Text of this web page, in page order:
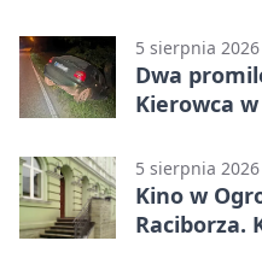
5 sierpnia 2026
Dwa
Kierowca
5 sierpnia 2026
Kino w
Raciborza.